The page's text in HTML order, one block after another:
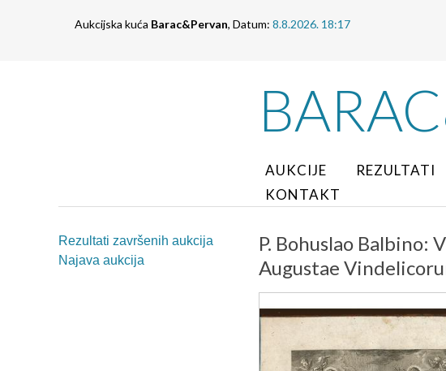
Aukcijska kuća Barac&Pervan, Datum: 8.8.2026. 18:17
AUKCIJE REZULTATI
KONTAKT
Rezultati završenih aukcija
Najava aukcija
P. Bohuslao Balbino:
Augustae